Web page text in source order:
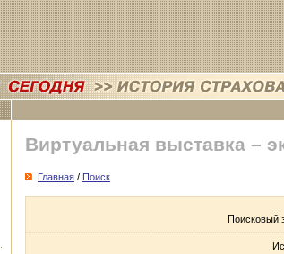
Виртуальная выставка –
Главная / Поиск
Поисковый